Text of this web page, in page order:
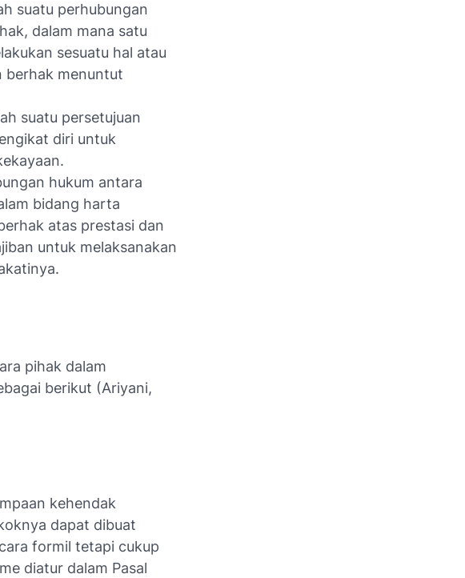
suatu perhubungan
dalam mana satu
sesuatu hal atau
berhak menuntut
suatu persetujuan
diri untuk
hukum antara
bidang harta
atas prestasi dan
untuk melaksanakan
pihak dalam
berikut (Ariyani,
kehendak
dapat dibuat
formil tetapi cukup
diatur dalam Pasal